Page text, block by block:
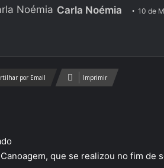
Carla Noémia 10 de
por Email Imprimir
que se realizou no fim de